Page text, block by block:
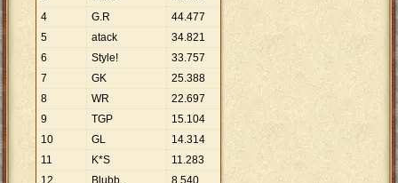
4
G.R 44.477
5
atack 34.821
6
Style! 33.757
7
GK 25.388
8
WR 22.697
9
TGP 15.104
10
GL 14.314
11
K*S 11.283